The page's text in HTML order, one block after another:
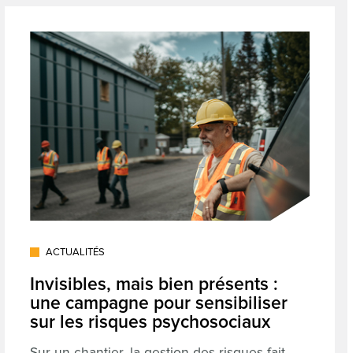
ACTUALITÉS
Invisibles, mais bien présents :
une campagne pour sensibiliser
sur les risques psychosociaux